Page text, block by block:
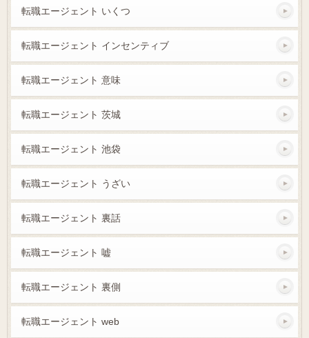
転職エージェント いくつ
転職エージェント インセンティブ
転職エージェント 意味
転職エージェント 茨城
転職エージェント 池袋
転職エージェント うざい
転職エージェント 裏話
転職エージェント 嘘
転職エージェント 裏側
転職エージェント web